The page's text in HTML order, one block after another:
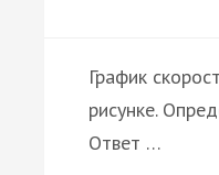
График
рисунке.
Ответ …